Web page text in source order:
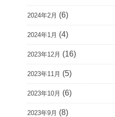
2024年2月 (6)
2024年1月 (4)
2023年12月 (16)
2023年11月 (5)
2023年10月 (6)
2023年9月 (8)